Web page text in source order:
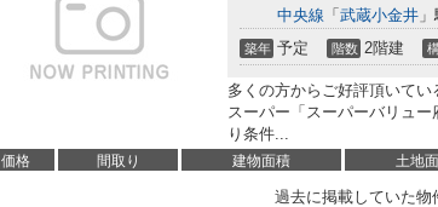
中央線 「 武蔵小金井
築年 予定 階数 2階建
多くの方からご好評頂いて
スーパー「スーパーバリュ
り条件...
価格 間取り 建物面積 土地
過去に掲載していた物